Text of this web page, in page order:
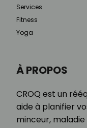
À PROPOS
CROQ est un
aide à planifier
minceur,
Services
Fitness
Yoga